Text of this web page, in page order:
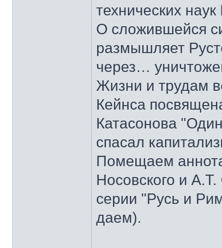
технических
О сложившейся
размышляет
через…
Жизни и трудам
Кейнса
Катасонова
спасал
Помещаем
Носовского и
серии "Русь и
даем).